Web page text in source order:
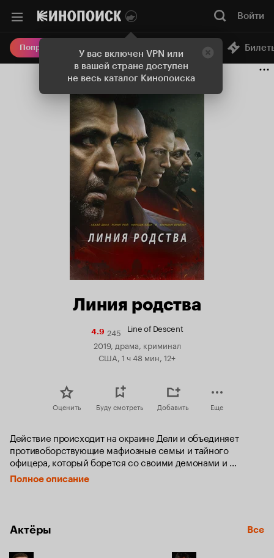
У вас включен VPN или
в вашей стране доступен
не весь каталог Кинопоиска
Войти
Попробовать Плюс Онлайн-кинотеатр
Линия родства
4.9Рейтинг
Кинопоиска
245 Line of Descent
2019, драма, криминал
США, 1 ч 48 мин, 12+
Оценить Буду смотреть Добавить Еще
Действие происходит на окраине Дели и объединяет
противоборствующие мафиозные семьи и тайного
офицера, который борется со своими демонами и
принимает участие в свержении мафии.
Полное описание
Актёры Все